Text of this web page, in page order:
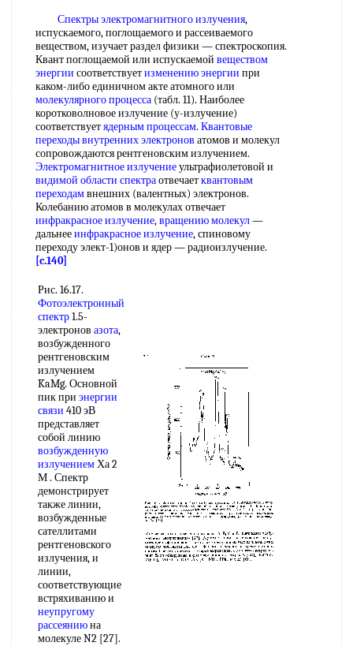
Спектры электромагнитного излучения,
испускаемого, поглощаемого и рассеиваемого
веществом, изучает раздел физики — спектроскопия.
Квант поглощаемой или испускаемой веществом
энергии соответствуетизменению энергии при
каком-либо единичном акте атомного или
молекулярного процесса (табл. 11). Наиболее
коротковолновое излучение (у-излучение)
соответствуетядерным процессам. Квантовые
переходывнутренних электронов атомов и молекул
сопровождаются рентгеновским излучением.
Электромагнитное излучениеультрафиолетовой и
видимой области спектраотвечаетквантовым
переходамвнешних (валентных) электронов.
Колебанию атомов в молекулах отвечает
инфракрасное излучение,вращению молекул—
дальнееинфракрасное излучение, спиновому
переходу элект-1)онов и ядер — радиоизлучение.
[c.140]
Рис. 16.17.
Фотоэлектронный
спектр1.5-
электронов азота,
возбужденного
рентгеновским
излучением
KaMg. Основной
пик при энергии
связи 410 эВ
представляет
собой линию
возбужденную
излучениемХа 2
М . Спектр
демонстрирует
также линии,
возбужденные
сателлитами
рентгеновского
излучения, и
линии,
соответствующие
встряхиванию и
неупругому
рассеяниюна
молекуле N2 [27].